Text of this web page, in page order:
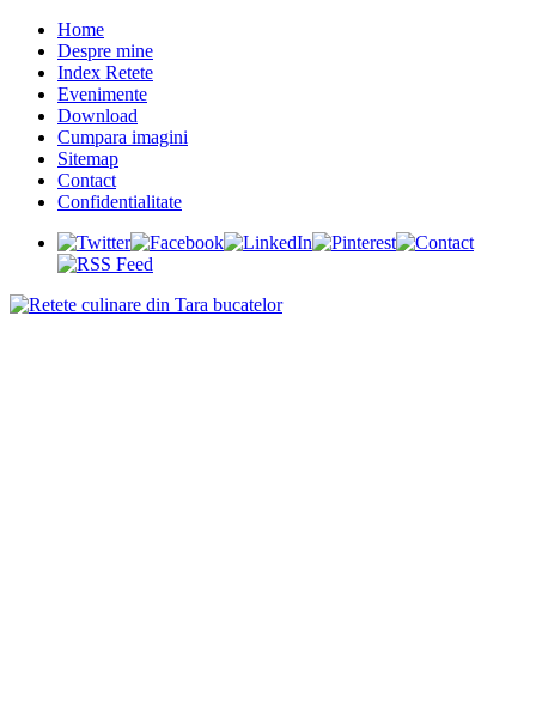
Home
Despre mine
Index Retete
Evenimente
Download
Cumpara imagini
Sitemap
Contact
Confidentialitate